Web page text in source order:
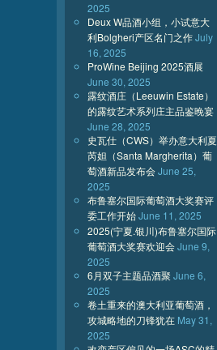
2025
Deux W品酒小组，小试意大
利Bolgheri产区名门之作July
16, 2025
ProWine Beijing 2025酒展
June 30, 2025
露纹酒庄（Leeuwin Estate）
的露纹艺术系列庄主品鉴晚宴
June 28, 2025
史瓦仕（CWS）举办意大利夏
芮妲（Santa Margherita）葡
萄酒新品发布会June 25,
2025
布鲁塞尔国际葡萄酒大奖赛评
委工作开始June 11, 2025
2025(宁夏.银川)布鲁塞尔国际
葡萄酒大奖赛欢迎会June 9,
2025
6月双子主题品酒聚 June 6,
2025
卷土重来的澳大利亚葡萄酒，
攻城略地的刀锋犹在 May 31,
2025